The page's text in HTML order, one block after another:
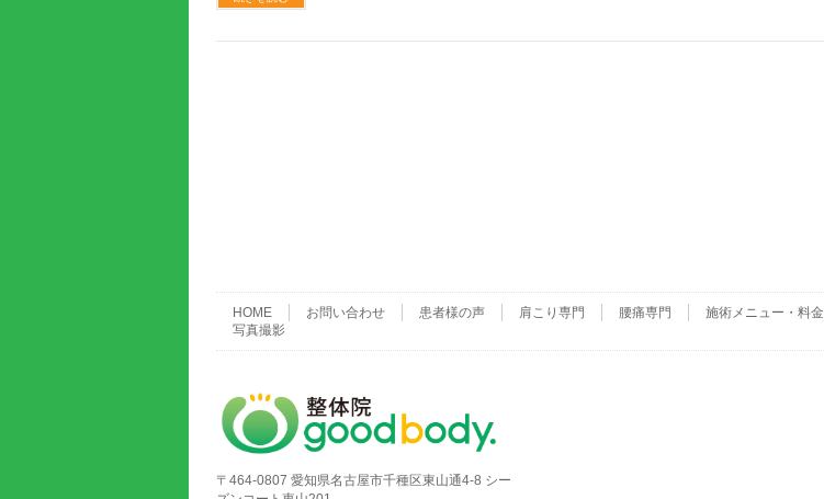
HOME お問い合わせ 患者様の声 肩こり専門 腰痛専門 施術メニュー・料金
写真撮影
〒464-0807 愛知県名古屋市千種区東山通4-8 シー